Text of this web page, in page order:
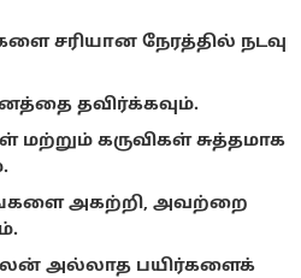
சரியான நேரத்தில் நடவு
தவிர்க்கவும்.
கருவிகள் சுத்தமாக
அகற்றி, அவற்றை
அல்லாத பயிர்களைக்